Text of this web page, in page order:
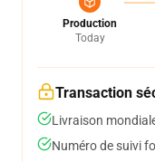
Production
Today
Transaction
Livraison
Numéro de suivi